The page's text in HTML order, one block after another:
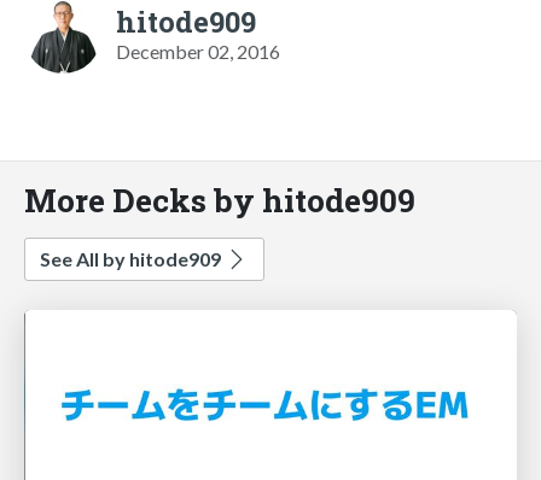
hitode909
December 02, 2016
More Decks by hitode909
See All by hitode909